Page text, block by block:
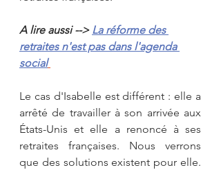
A lire aussi --> La réforme des
retraites n'est pas dans l'agenda
social
Le cas d'Isabelle est différent : elle a
arrêté de travailler à son arrivée aux
États-Unis et elle a renoncé à ses
retraites françaises. Nous verrons
que des solutions existent pour elle.